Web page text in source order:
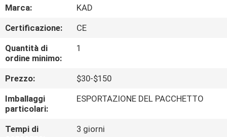
CIRCA
NOI
GIRO
DELLA
FABBRICA
CONTROLLO
Marca:
KAD
Certificazione:
CE
Quantità di
ordine minimo:
1
Prezzo:
$30-$150
Imballaggi
particolari:
ESPORTAZIONE DEL PACCHETTO
Tempi di
3 giorni